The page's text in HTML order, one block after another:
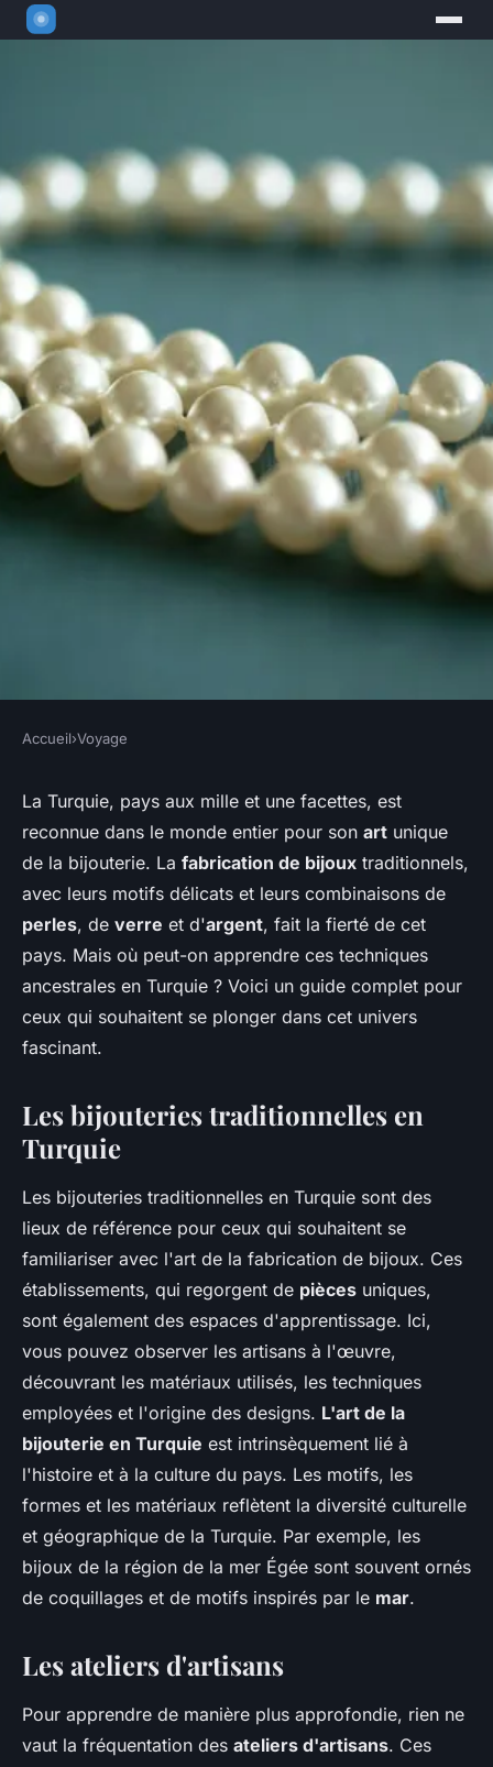
VOYAGE
Où apprendre les techniques
de fabrication de bijoux
traditionnels en Turquie ?
Noa•20 juin 2024• 5 min de lecture
Accueil›Voyage
La Turquie, pays aux mille et une facettes, est
reconnue dans le monde entier pour son art unique
de la bijouterie. La fabrication de bijoux traditionnels,
avec leurs motifs délicats et leurs combinaisons de
perles, de verre et d'argent, fait la fierté de cet
pays. Mais où peut-on apprendre ces techniques
ancestrales en Turquie ? Voici un guide complet pour
ceux qui souhaitent se plonger dans cet univers
fascinant.
Les bijouteries traditionnelles en
Turquie
Les bijouteries traditionnelles en Turquie sont des
lieux de référence pour ceux qui souhaitent se
familiariser avec l'art de la fabrication de bijoux. Ces
établissements, qui regorgent de pièces uniques,
sont également des espaces d'apprentissage. Ici,
vous pouvez observer les artisans à l'œuvre,
découvrant les matériaux utilisés, les techniques
employées et l'origine des designs. L'art de la
bijouterie en Turquie est intrinsèquement lié à
l'histoire et à la culture du pays. Les motifs, les
formes et les matériaux reflètent la diversité culturelle
et géographique de la Turquie. Par exemple, les
bijoux de la région de la mer Égée sont souvent ornés
de coquillages et de motifs inspirés par le mar.
Les ateliers d'artisans
Pour apprendre de manière plus approfondie, rien ne
vaut la fréquentation des ateliers d'artisans. Ces